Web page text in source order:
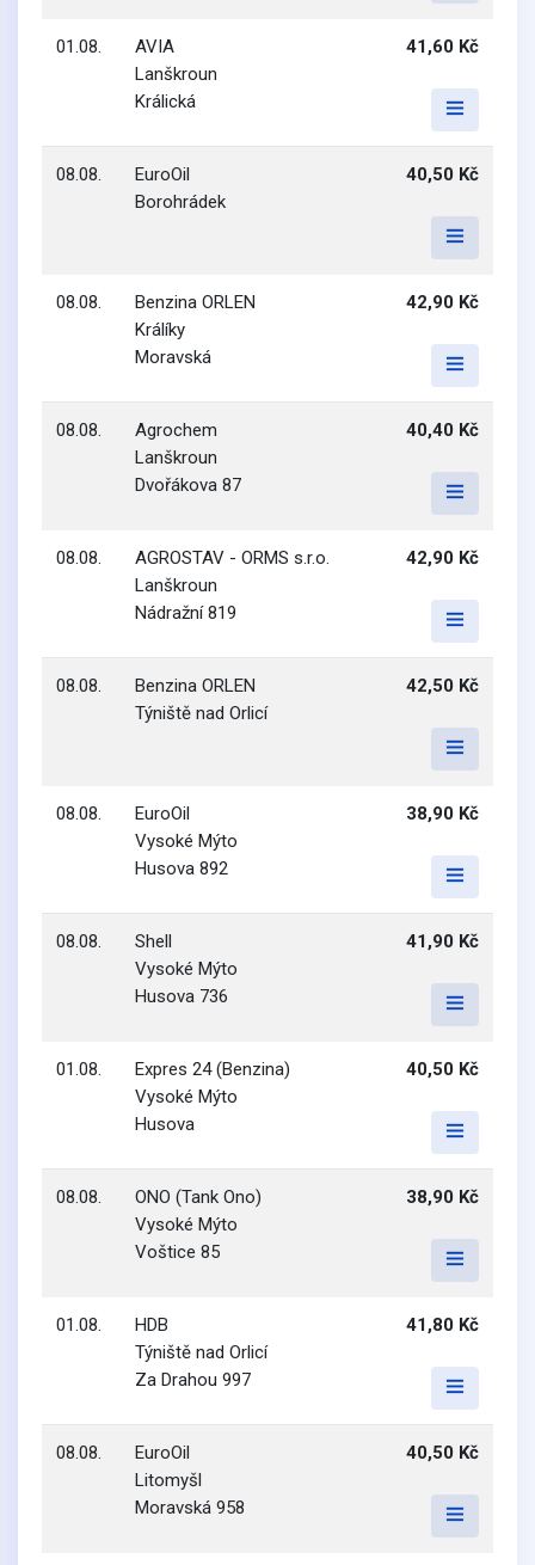
01.08.
AVIA
Lanškroun
Králická
41,60 Kč
08.08.
EuroOil
Borohrádek
40,50 Kč
08.08.
Benzina ORLEN
Králíky
Moravská
42,90 Kč
08.08.
Agrochem
Lanškroun
Dvořákova 87
40,40 Kč
08.08.
AGROSTAV - ORMS s.r.o.
Lanškroun
Nádražní 819
42,90 Kč
08.08.
Benzina ORLEN
Týniště nad Orlicí
42,50 Kč
08.08.
EuroOil
Vysoké Mýto
Husova 892
38,90 Kč
08.08.
Shell
Vysoké Mýto
Husova 736
41,90 Kč
01.08.
Expres 24 (Benzina)
Vysoké Mýto
Husova
40,50 Kč
08.08.
ONO (Tank Ono)
Vysoké Mýto
Voštice 85
38,90 Kč
01.08.
HDB
Týniště nad Orlicí
Za Drahou 997
41,80 Kč
08.08.
EuroOil
Litomyšl
Moravská 958
40,50 Kč